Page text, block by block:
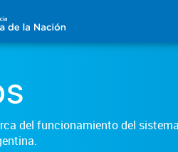
del funcionamiento del